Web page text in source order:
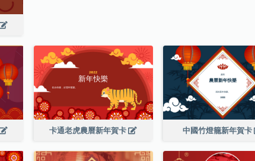
卡通老虎農曆新年賀卡 中國竹燈籠新年賀卡